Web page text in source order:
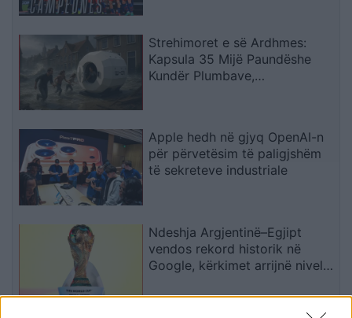
Strehimoret e së Ardhmes:
Kapsula 35 Mijë Paundëshe
Kundër Plumbave,
Apple hedh në gjyq OpenAI-n
për përvetësim të paligjshëm
të sekreteve industriale
Ndeshja Argjentinë–Egjipt
vendos rekord historik në
Google, kërkimet arrijnë nivele